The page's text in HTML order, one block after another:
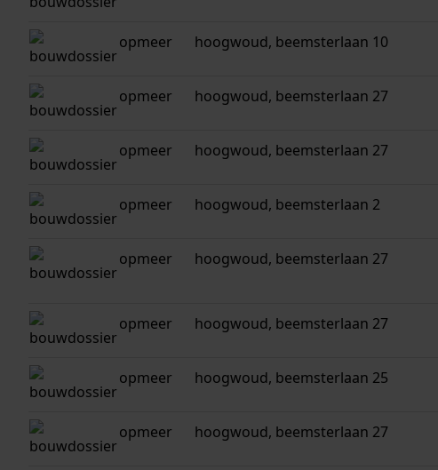
opmeer hoogwoud, beemsterlaan 10
opmeer hoogwoud, beemsterlaan 27
opmeer hoogwoud, beemsterlaan 27
opmeer hoogwoud, beemsterlaan 2
opmeer hoogwoud, beemsterlaan 27
opmeer hoogwoud, beemsterlaan 27
opmeer hoogwoud, beemsterlaan 25
opmeer hoogwoud, beemsterlaan 27